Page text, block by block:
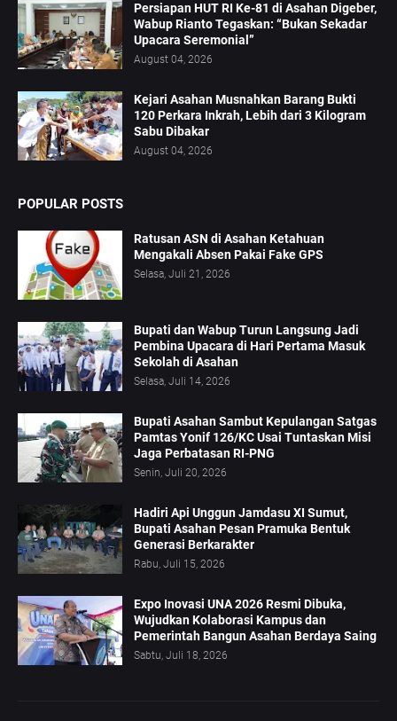
Persiapan HUT RI Ke-81 di Asahan Digeber,
Wabup Rianto Tegaskan: “Bukan Sekadar
Upacara Seremonial”
August 04, 2026
Kejari Asahan Musnahkan Barang Bukti
120 Perkara Inkrah, Lebih dari 3 Kilogram
Sabu Dibakar
August 04, 2026
POPULAR POSTS
Ratusan ASN di Asahan Ketahuan
Mengakali Absen Pakai Fake GPS
Selasa, Juli 21, 2026
Bupati dan Wabup Turun Langsung Jadi
Pembina Upacara di Hari Pertama Masuk
Sekolah di Asahan
Selasa, Juli 14, 2026
Bupati Asahan Sambut Kepulangan Satgas
Pamtas Yonif 126/KC Usai Tuntaskan Misi
Jaga Perbatasan RI-PNG
Senin, Juli 20, 2026
Hadiri Api Unggun Jamdasu XI Sumut,
Bupati Asahan Pesan Pramuka Bentuk
Generasi Berkarakter
Rabu, Juli 15, 2026
Expo Inovasi UNA 2026 Resmi Dibuka,
Wujudkan Kolaborasi Kampus dan
Pemerintah Bangun Asahan Berdaya Saing
Sabtu, Juli 18, 2026